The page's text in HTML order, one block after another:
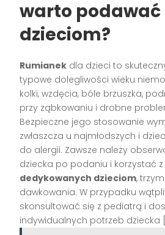
warto
dzieciom?
Rumianek dla dzieci to
typowe dolegliwości wieku
kolki, wzdęcia, bóle brzuszka,
przy ząbkowaniu i drobne
Bezpieczne jego stosowanie
zwłaszcza u najmłodszych i
do alergii. Zawsze należy
dziecka po podaniu i korzystać z
dedykowanych dzieciom,
dawkowania. W przypadku
skonsultować się z pediatrą i
indywidualnych potrzeb dziecka